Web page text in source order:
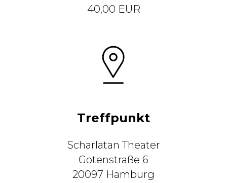
40,00 EUR
Treffpunkt
Scharlatan Theater
Gotenstraße 6
20097 Hamburg